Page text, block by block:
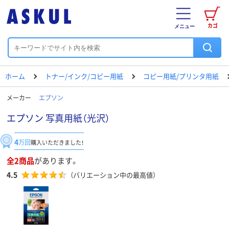
カゴ
メニュー
ホーム トナー/インク/コピー用紙 コピー用紙/プリンタ用紙
メーカー エプソン
エプソン 写真用紙（光沢）
4万回購入いただきました！
全2商品があります。
4.5 （バリエーション中の最高値）